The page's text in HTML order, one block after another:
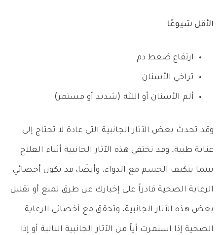
الأقل شيوعًا
ارتفاع ضغط دم
تراخي الأسنان
ألم الأسنان أو اللثة (شديد أو مستمر)
وقد تحدث بعض الآثار الجانبية التي عادة لا تحتاج إلى
عناية طبية. وقد تختفي هذه الآثار الجانبية أثناء العلاج
بينما يتكيف الجسم مع الدواء. وأيضًا، قد يكون أخصائي
الرعاية الصحية قادراً على إخبارك عن طرق لمنع أو تقليل
بعض هذه الآثار الجانبية. وتحقق مع أخصائي الرعاية
الصحية إذا استمرت أياً من الآثار الجانبية التالية أو إذا